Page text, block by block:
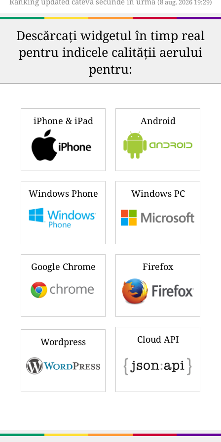
(8 aug. 2026 19:29)
Descărcați widgetul în timp real
pentru indicele calității aerului
pentru:
iPhone & iPad Android
Windows Phone Windows PC
Google Chrome Firefox
Wordpress Cloud API